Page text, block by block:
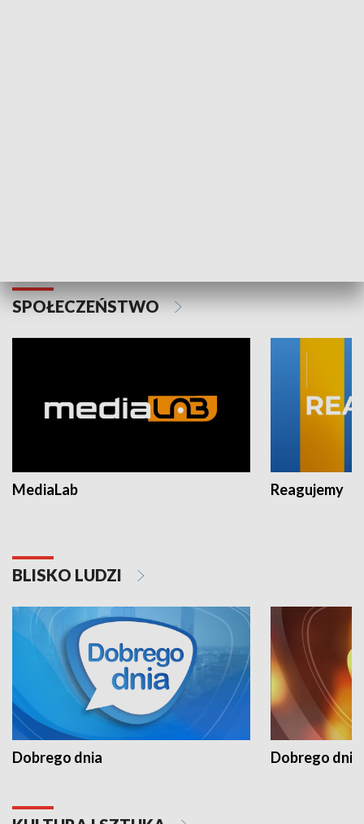
SPOŁECZEŃSTWO
MediaLab Reagujemy
BLISKO LUDZI
Dobrego dnia Dobrego dnia